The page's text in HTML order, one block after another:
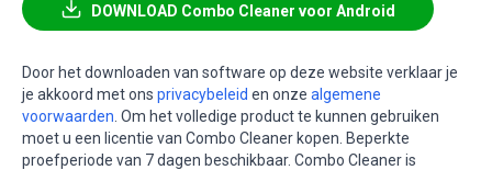
DOWNLOAD Combo Cleaner voor Android
Door het downloaden van software op deze website verklaar je
je akkoord met ons privacybeleid en onze algemene
voorwaarden . Om het volledige product te kunnen gebruiken
moet u een licentie van Combo Cleaner kopen. Beperkte
proefperiode van 7 dagen beschikbaar. Combo Cleaner is